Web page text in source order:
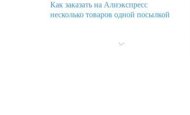
Как заказать на Алиэкспресс
несколько товаров одной посылкой
Алиэкспресс и что делать?